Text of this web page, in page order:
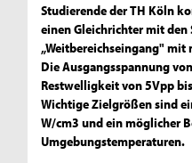
Studierende der TH Köln
einen Gleichrichter mit
„Weitbereichseingang"
Die Ausgangsspannung
Restwelligkeit von 5Vpp
Wichtige Zielgrößen sind
W/cm3 und ein möglicher
Umgebungstemperaturen.